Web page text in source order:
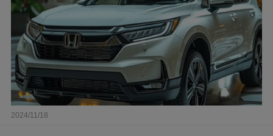
2024/11/18